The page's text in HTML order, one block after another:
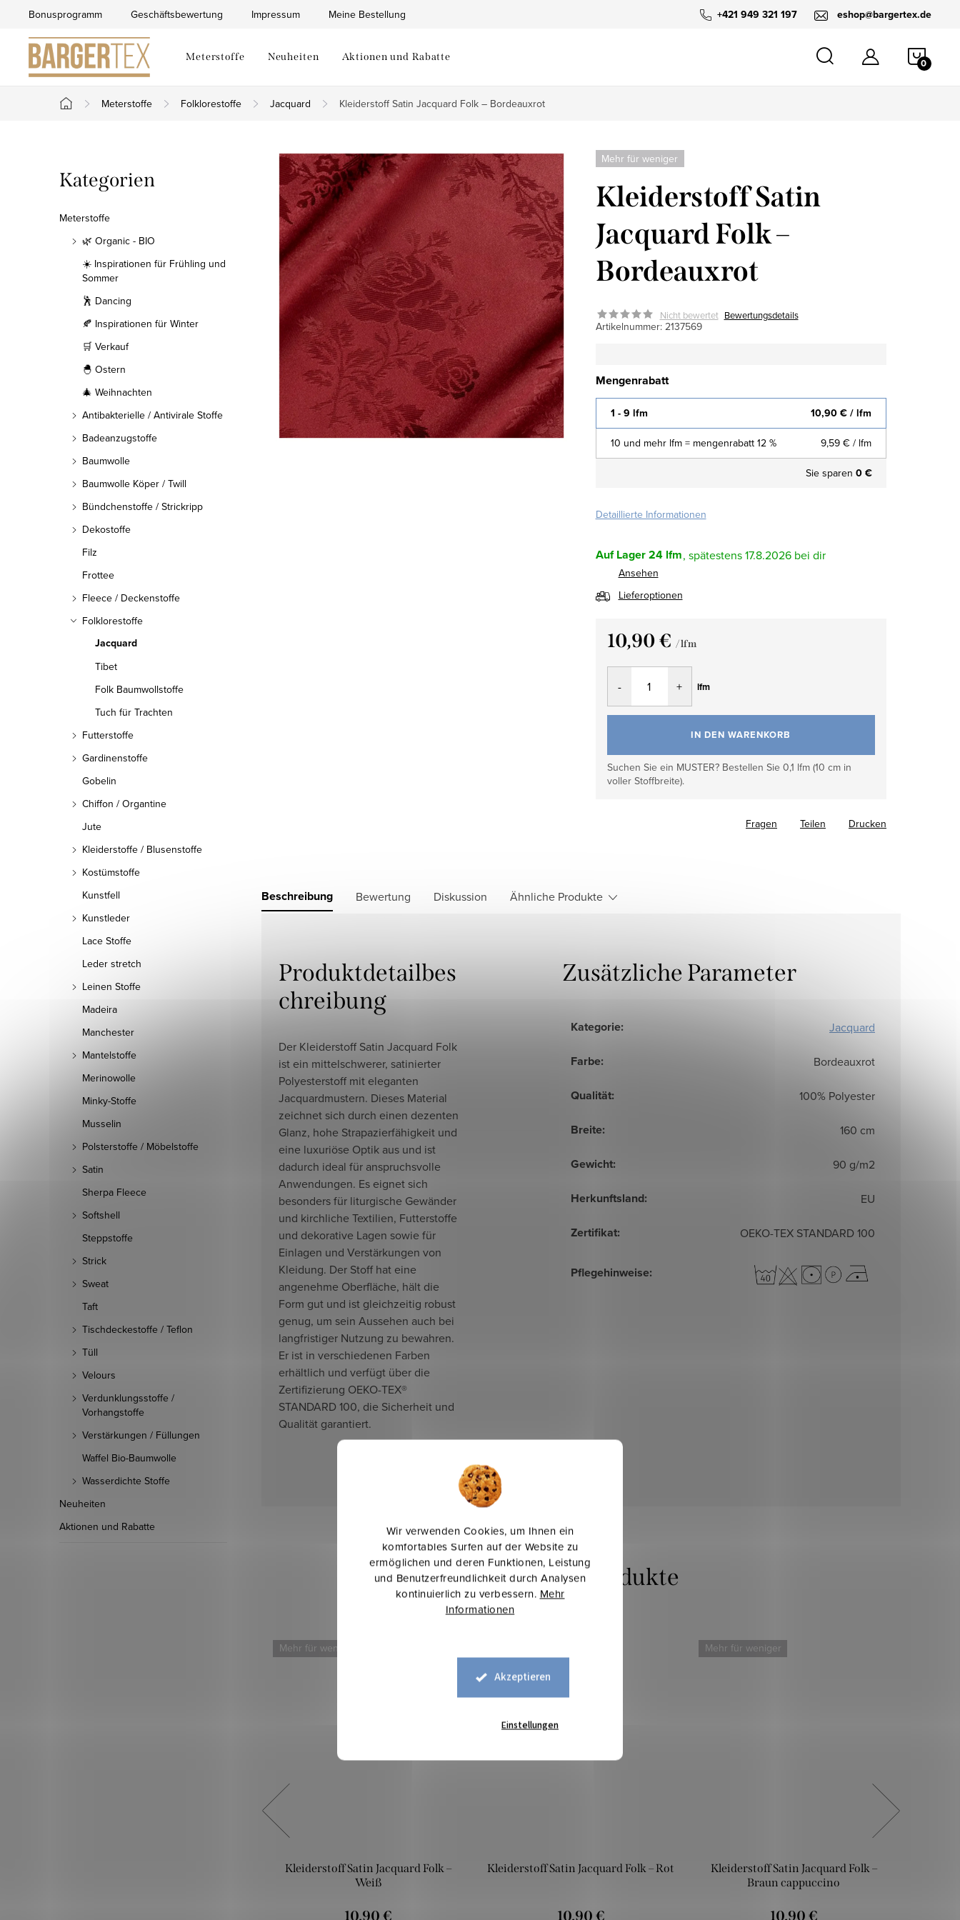
Wir verwenden Cookies, um Ihnen ein
komfortables Surfen auf der Website zu
ermöglichen und deren Funktionen, Leistung
und Benutzerfreundlichkeit durch Analysen
kontinuierlich zu verbessern. Mehr
Informationen
Akzeptieren
Einstellungen
springen
+421 949 321 197 eshop@bargertex.de
Bonusprogramm Geschäftsbewertung Impressum Meine Bestellung
Meterstoffe Neuheiten Aktionen und Rabatte
Startseite
Meterstoffe Folklorestoffe Jacquard Kleiderstoff Satin Jacquard Folk – Bordeauxrot
e
i
Kategorien
überspringen
Kategorien
Meterstoffe
🌿 Organic - BIO
☀️ Inspirationen für Frühling und
Sommer
🕺 Dancing
🍂 Inspirationen für Winter
🛒 Verkauf
🐣 Ostern
🎄 Weihnachten
Antibakterielle / Antivirale Stoffe
Badeanzugstoffe
Baumwolle
Baumwolle Köper / Twill
Bündchenstoffe / Strickripp
Dekostoffe
Filz
Frottee
Fleece / Deckenstoffe
Folklorestoffe
Jacquard
Tibet
Folk Baumwollstoffe
Tuch für Trachten
Futterstoffe
Gardinenstoffe
Gobelin
Chiffon / Organtine
Jute
Kleiderstoffe / Blusenstoffe
Kostümstoffe
Kunstfell
Kunstleder
Lace Stoffe
Leder stretch
Leinen Stoffe
Madeira
Manchester
Mantelstoffe
Merinowolle
Minky-Stoffe
Musselin
Polsterstoffe / Möbelstoffe
Satin
Sherpa Fleece
Softshell
Steppstoffe
Strick
Sweat
Taft
Tischdeckestoffe / Teflon
Tüll
Velours
Verdunklungsstoffe /
Vorhangstoffe
Verstärkungen / Füllungen
Waffel Bio-Baumwolle
Wasserdichte Stoffe
Neuheiten
Aktionen und Rabatte
Mehr für weniger
Kleiderstoff Satin
Jacquard Folk –
Bordeauxrot
Nicht bewertet Bewertungsdetails
Artikelnummer: 2137569
Mengenrabatt
1 - 9 lfm 10,90 €/ lfm
10 und mehr lfm = mengenrabatt 12 % 9,59 € / lfm
Sie sparen 0 €
Detaillierte Informationen
Auf Lager24 lfm 17.8.2026
Ansehen
Lieferoptionen
10,90 € / lfm
Verkaufspreis:
lfm
IN DEN WARENKORB
Suchen Sie ein MUSTER? Bestellen Sie 0,1 lfm (10 cm in
voller Stoffbreite).
Drucken
Fragen Teilen
Beschreibung Bewertung Diskussion Ähnliche Produkte
Produktdetailbes
chreibung
Der Kleiderstoff Satin Jacquard Folk
ist ein mittelschwerer, satinierter
Polyesterstoff mit eleganten
Jacquardmustern. Dieses Material
zeichnet sich durch einen dezenten
Glanz, hohe Strapazierfähigkeit und
eine luxuriöse Optik aus und ist
dadurch ideal für anspruchsvolle
Anwendungen. Es eignet sich
besonders für liturgische Gewänder
und kirchliche Textilien, Futterstoffe
und dekorative Lagen sowie für
Einlagen und Verstärkungen von
Kleidung. Der Stoff hat eine
angenehme Oberfläche, hält die
Form gut und ist gleichzeitig robust
genug, um sein Aussehen auch bei
langfristiger Nutzung zu bewahren.
Er ist in verschiedenen Farben
erhältlich und verfügt über die
Zertifizierung OEKO-TEX®
STANDARD 100, die Sicherheit und
Qualität garantiert.
Zusätzliche Parameter
Kategorie: Jacquard
Farbe: Bordeauxrot
Qualität: 100% Polyester
Breite: 160 cm
Gewicht: 90 g/m2
Herkunftsland: EU
Zertifikat: OEKO-TEX STANDARD 100
Pflegehinweise:
Mehr für weniger
Kleiderstoff Satin Jacquard Folk –
Weiß
10,90 €
Kleiderstoff Satin Jacquard Folk – Rot
10,90 €
Mehr für weniger
Kleiderstoff Satin Jacquard Folk –
Braun cappuccino
10,90 €